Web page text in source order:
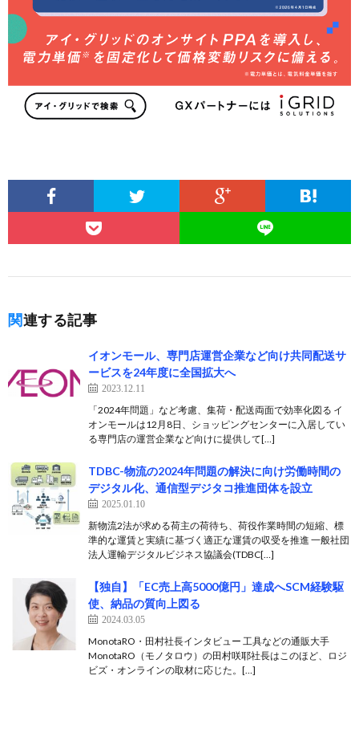
関連する記事
イオンモール、専門店運営企業など向け共同配送サ
ービスを24年度に全国拡大へ
2023.12.11
「2024年問題」など考慮、集荷・配送両面で効率化図る イ
オンモールは12月8日、ショッピングセンターに入居してい
る専門店の運営企業など向けに提供して[…]
TDBC-物流の2024年問題の解決に向け労働時間の
デジタル化、通信型デジタコ推進団体を設立
2025.01.10
新物流2法が求める荷主の荷待ち、荷役作業時間の短縮、標
準的な運賃と実績に基づく適正な運賃の収受を推進 一般社団
法人運輸デジタルビジネス協議会(TDBC[…]
【独自】「EC売上高5000億円」達成へSCM経験駆
使、納品の質向上図る
2024.03.05
MonotaRO・田村社長インタビュー 工具などの通販大手
MonotaRO（モノタロウ）の田村咲耶社長はこのほど、ロジ
ビズ・オンラインの取材に応じた。[…]